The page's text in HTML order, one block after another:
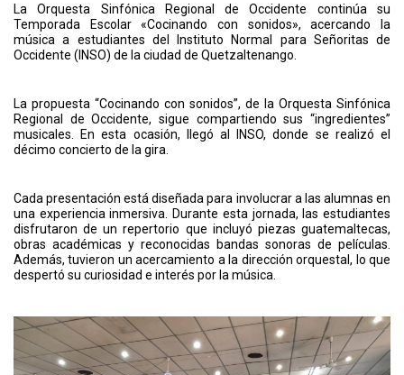
La Orquesta Sinfónica Regional de Occidente continúa su
Temporada Escolar «Cocinando con sonidos», acercando la
música a estudiantes del Instituto Normal para Señoritas de
Occidente (INSO) de la ciudad de Quetzaltenango.
La propuesta “Cocinando con sonidos”, de la Orquesta Sinfónica
Regional de Occidente, sigue compartiendo sus “ingredientes”
musicales. En esta ocasión, llegó al INSO, donde se realizó el
décimo concierto de la gira.
Cada presentación está diseñada para involucrar a las alumnas en
una experiencia inmersiva. Durante esta jornada, las estudiantes
disfrutaron de un repertorio que incluyó piezas guatemaltecas,
obras académicas y reconocidas bandas sonoras de películas.
Además, tuvieron un acercamiento a la dirección orquestal, lo que
despertó su curiosidad e interés por la música.